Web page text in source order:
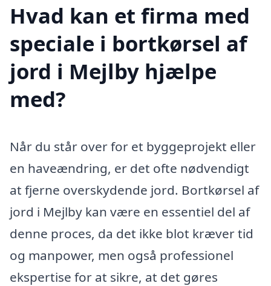
Hvad kan et firma med
speciale i bortkørsel af
jord i Mejlby hjælpe
med?
Når du står over for et byggeprojekt eller
en haveændring, er det ofte nødvendigt
at fjerne overskydende jord. Bortkørsel af
jord i Mejlby kan være en essentiel del af
denne proces, da det ikke blot kræver tid
og manpower, men også professionel
ekspertise for at sikre, at det gøres